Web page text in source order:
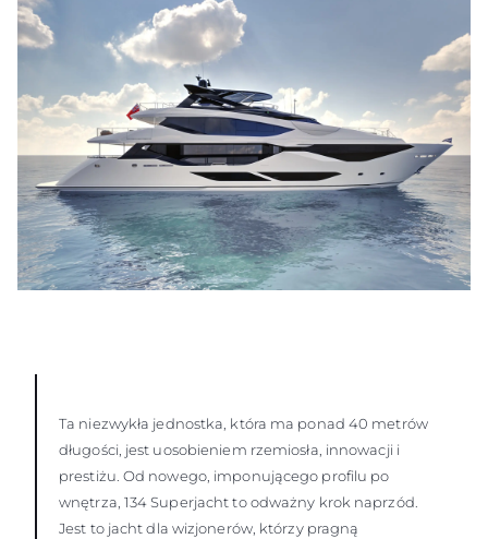
Ta niezwykła jednostka, która ma ponad 40 metrów
długości, jest uosobieniem rzemiosła, innowacji i
prestiżu. Od nowego, imponującego profilu po
wnętrza, 134 Superjacht to odważny krok naprzód.
Jest to jacht dla wizjonerów, którzy pragną